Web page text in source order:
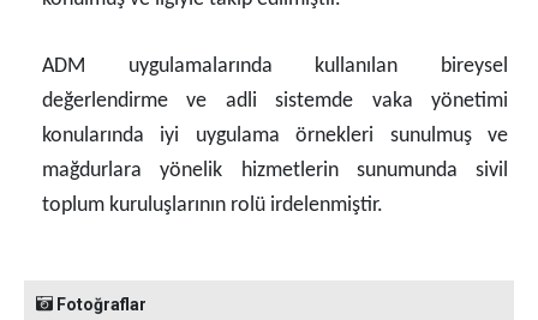
ADM uygulamalarında kullanılan bireysel
değerlendirme ve adli sistemde vaka yönetimi
konularında iyi uygulama örnekleri sunulmuş ve
mağdurlara yönelik hizmetlerin sunumunda sivil
toplum kuruluşlarının rolü irdelenmiştir.
Fotoğraflar